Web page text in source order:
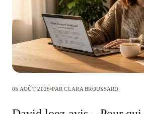
05 AOÛT 2026 PAR CLARA BROUSSARD